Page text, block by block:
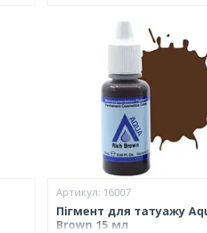
16007
Пігмент для татуажу
Brown 15 мл